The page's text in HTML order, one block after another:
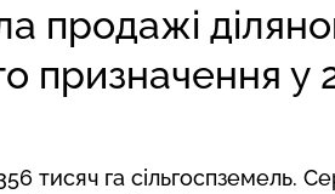
продажі
призначення у
тисяч га сільгоспземель.